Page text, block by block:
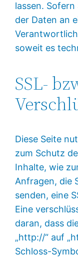
lassen.
der Daten an
soweit es
SSL-
Diese Seite
zum Schutz
Inhalte, wie
Anfragen, die
senden, eine
Eine
daran, dass
„http://“ auf
Schloss-